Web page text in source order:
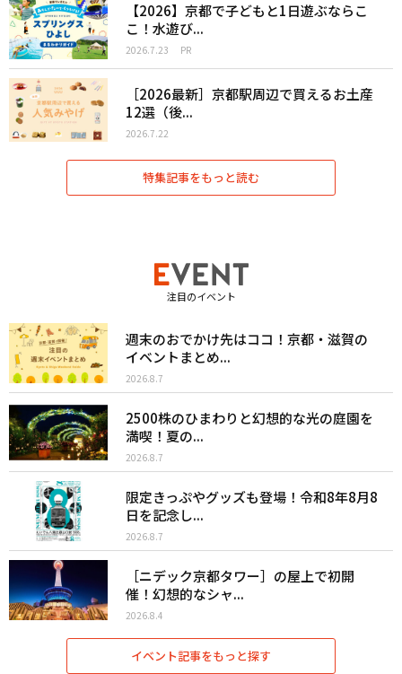
【2026】京都で子どもと1日遊ぶならこ
こ！水遊び...
2026.7.23 PR
［2026最新］京都駅周辺で買えるお土産
12選（後...
2026.7.22
特集記事をもっと読む
注目のイベント
週末のおでかけ先はココ！京都・滋賀の
イベントまとめ...
2026.8.7
2500株のひまわりと幻想的な光の庭園を
満喫！夏の...
2026.8.7
限定きっぷやグッズも登場！令和8年8月8
日を記念し...
2026.8.7
［ニデック京都タワー］の屋上で初開
催！幻想的なシャ...
2026.8.4
イベント記事をもっと探す